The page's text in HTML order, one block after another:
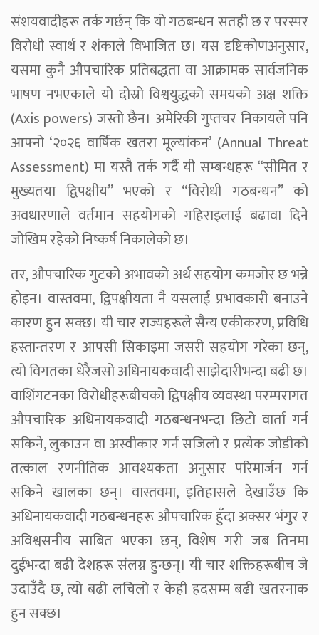
संशयवादीहरू तर्क गर्छन् कि यो गठबन्धन सतही छ र परस्पर
विरोधी स्वार्थ र शंकाले विभाजित छ। यस दृष्टिकोणअनुसार,
यसमा कुनै औपचारिक प्रतिबद्धता वा आक्रामक सार्वजनिक
भाषण नभएकाले यो दोस्रो विश्वयुद्धको समयको अक्ष शक्ति
(Axis powers) जस्तो छैन। अमेरिकी गुप्तचर निकायले पनि
आफ्नो ‘२०२६ वार्षिक खतरा मूल्यांकन’ (Annual Threat
Assessment) मा यस्तै तर्क गर्दै यी सम्बन्धहरू “सीमित र
मुख्यतया द्विपक्षीय” भएको र “विरोधी गठबन्धन” को
अवधारणाले वर्तमान सहयोगको गहिराइलाई बढावा दिने
जोखिम रहेको निष्कर्ष निकालेको छ।
तर, औपचारिक गुटको अभावको अर्थ सहयोग कमजोर छ भन्ने
होइन। वास्तवमा, द्विपक्षीयता नै यसलाई प्रभावकारी बनाउने
कारण हुन सक्छ। यी चार राज्यहरूले सैन्य एकीकरण, प्रविधि
हस्तान्तरण र आपसी सिकाइमा जसरी सहयोग गरेका छन्,
त्यो विगतका धेरैजसो अधिनायकवादी साझेदारीभन्दा बढी छ।
वाशिंगटनका विरोधीहरूबीचको द्विपक्षीय व्यवस्था परम्परागत
औपचारिक अधिनायकवादी गठबन्धनभन्दा छिटो वार्ता गर्न
सकिने, लुकाउन वा अस्वीकार गर्न सजिलो र प्रत्येक जोडीको
तत्काल रणनीतिक आवश्यकता अनुसार परिमार्जन गर्न
सकिने खालका छन्। वास्तवमा, इतिहासले देखाउँछ कि
अधिनायकवादी गठबन्धनहरू औपचारिक हुँदा अक्सर भंगुर र
अविश्वसनीय साबित भएका छन्, विशेष गरी जब तिनमा
दुईभन्दा बढी देशहरू संलग्न हुन्छन्। यी चार शक्तिहरूबीच जे
उदाउँदै छ, त्यो बढी लचिलो र केही हदसम्म बढी खतरनाक
हुन सक्छ।